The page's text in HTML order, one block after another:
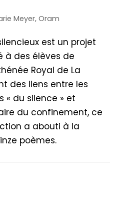
Meyer, Oram
est un projet
à des élèves de
Royal de La
des liens entre les
« du silence » et
du confinement, ce
a abouti à la
poèmes.